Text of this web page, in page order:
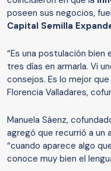
poseen sus negocios,
Capital Semilla
“Es una postulación
tres días en armarla. Vi
consejos. Es lo mejor
Florencia Valladares,
Manuela Sáenz,
agregó que recurrió a un
“cuando aparece algo
conoce muy bien el